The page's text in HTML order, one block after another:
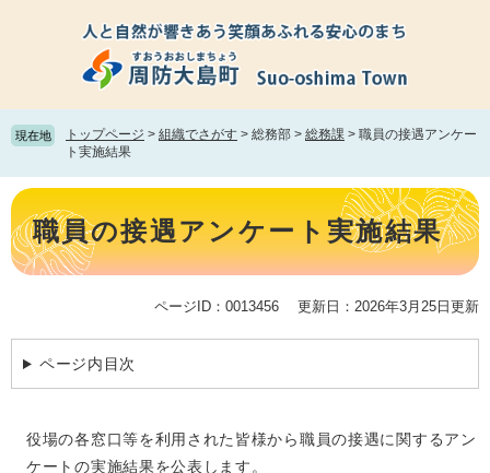
頭
で
飛
ば
て
文
へ
現在地 トップページ > 組織でさがす > 総務部 > 総務課 > 職員の接遇アンケー
ト実施結果
本
文 職員の接遇アンケート実施結果
ページID：0013456 更新日：2026年3月25日更新
ページ内目次
役場の各窓口等を利用された皆様から職員の接遇に関するアン
ケートの実施結果を公表します。